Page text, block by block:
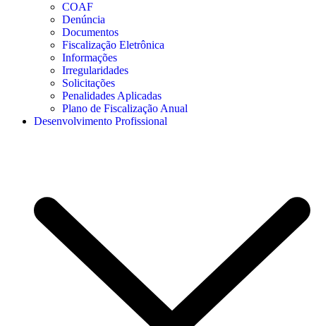
COAF
Denúncia
Documentos
Fiscalização Eletrônica
Informações
Irregularidades
Solicitações
Penalidades Aplicadas
Plano de Fiscalização Anual
Desenvolvimento Profissional